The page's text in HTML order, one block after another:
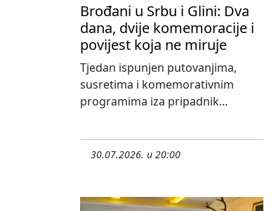
Brođani u Srbu i Glini: Dva
dana, dvije komemoracije i
povijest koja ne miruje
Tjedan ispunjen putovanjima,
susretima i komemorativnim
programima iza pripadnik...
30.07.2026. u 20:00